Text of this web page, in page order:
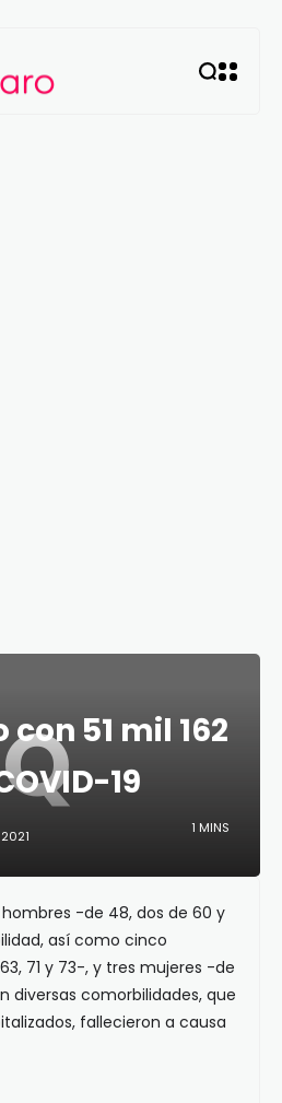
Q51 mil 162
19
2021
1 MINS
-de 48, dos de 60 y
así como cinco
71 y 73-, y tres mujeres -de
diversas comorbilidades, que
fallecieron a causa